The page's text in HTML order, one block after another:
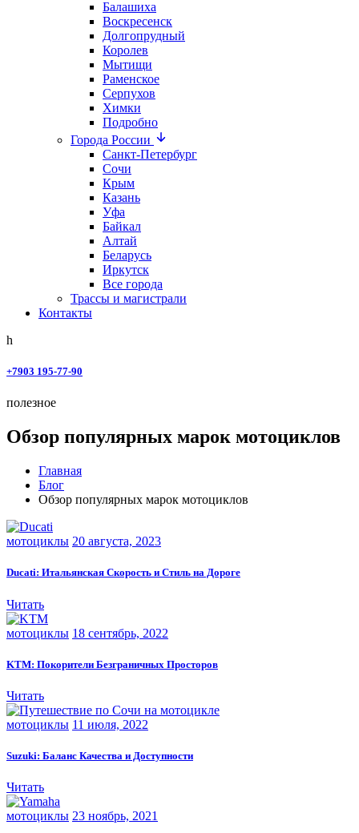
Балашиха
Воскресенск
Долгопрудный
Королев
Мытищи
Раменское
Серпухов
Химки
Подробно
Города России
Санкт-Петербург
Сочи
Крым
Казань
Уфа
Байкал
Алтай
Беларусь
Иркутск
Все города
Трассы и магистрали
Контакты
+7903 195-77-90
полезное
Обзор популярных марок мотоциклов
Главная
Блог
Обзор популярных марок мотоциклов
мотоциклы 20 августа, 2023
Ducati: Итальянская Скорость и Стиль на Дороге
Читать
мотоциклы 18 сентябрь, 2022
KTM: Покорители Безграничных Просторов
Читать
мотоциклы 11 июля, 2022
Suzuki: Баланс Качества и Доступности
Читать
мотоциклы 23 ноябрь, 2021